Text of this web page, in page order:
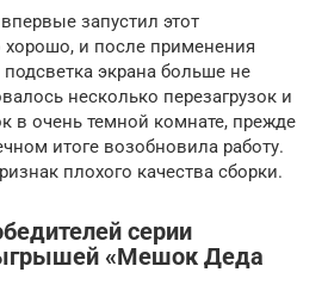
запустил этот
и после применения
экрана больше не
несколько перезагрузок и
в очень темной комнате, прежде
итоге возобновила работу.
плохого качества сборки.
серии
«Мешок Деда